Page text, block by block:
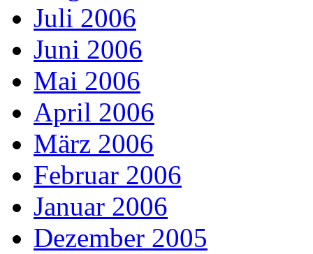
Juli 2006
Juni 2006
Mai 2006
April 2006
März 2006
Februar 2006
Januar 2006
Dezember 2005